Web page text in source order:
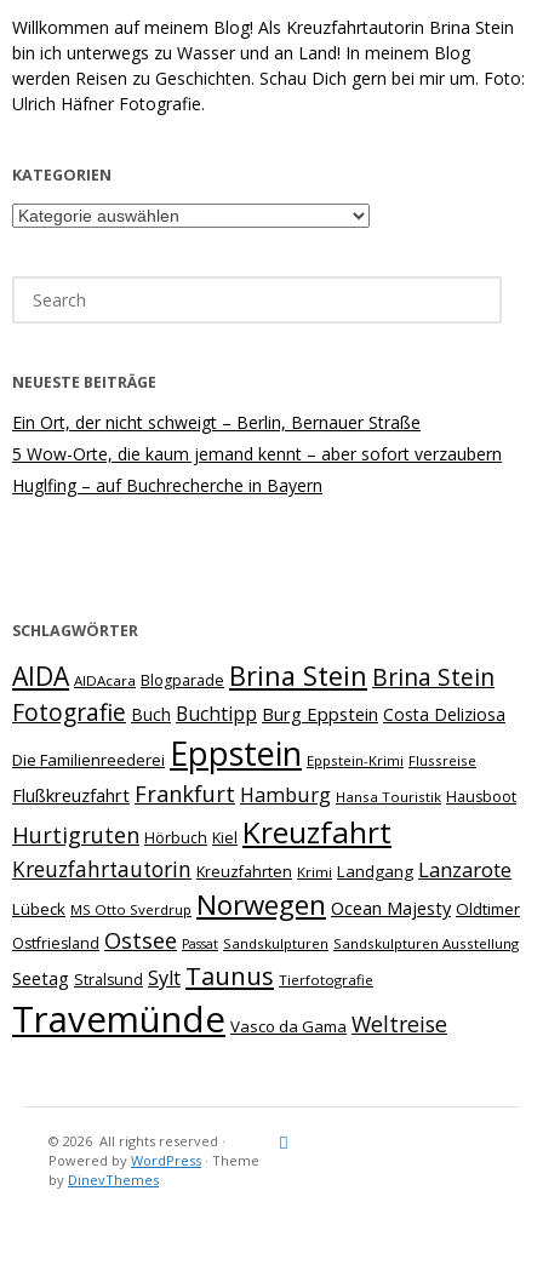
Willkommen auf meinem Blog! Als Kreuzfahrtautorin Brina Stein
bin ich unterwegs zu Wasser und an Land! In meinem Blog
werden Reisen zu Geschichten. Schau Dich gern bei mir um. Foto:
Ulrich Häfner Fotografie.
KATEGORIEN
Kategorien
for:
NEUESTE BEITRÄGE
Ein Ort, der nicht schweigt – Berlin, Bernauer Straße
5 Wow-Orte, die kaum jemand kennt – aber sofort verzaubern
Huglfing – auf Buchrecherche in Bayern
SCHLAGWÖRTER
AIDA AIDAcara Blogparade Brina Stein Brina Stein
Fotografie Buch Buchtipp Burg Eppstein Costa Deliziosa
Die Familienreederei Eppstein Eppstein-Krimi Flussreise
Flußkreuzfahrt Frankfurt Hamburg Hansa Touristik Hausboot
Hurtigruten Hörbuch Kiel Kreuzfahrt
Kreuzfahrtautorin Kreuzfahrten Krimi Landgang Lanzarote
Lübeck MS Otto Sverdrup Norwegen Ocean Majesty Oldtimer
Ostfriesland Ostsee Passat Sandskulpturen Sandskulpturen Ausstellung
Seetag Stralsund Sylt Taunus Tierfotografie
Travemünde Vasco da Gama Weltreise
© 2026 All rights reserved ·
Powered by WordPress · Theme
by DinevThemes